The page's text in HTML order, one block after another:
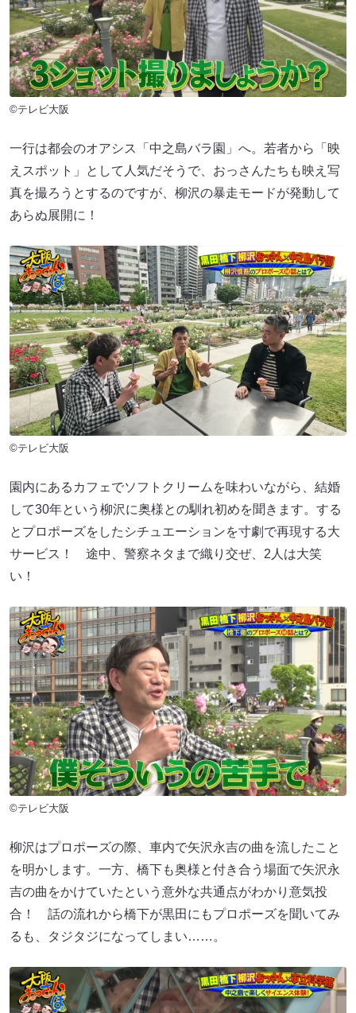
©テレビ大阪
一行は都会のオアシス「中之島バラ園」へ。若者から「映
えスポット」として人気だそうで、おっさんたちも映え写
真を撮ろうとするのですが、柳沢の暴走モードが発動して
あらぬ展開に！
©テレビ大阪
園内にあるカフェでソフトクリームを味わいながら、結婚
して30年という柳沢に奥様との馴れ初めを聞きます。する
とプロポーズをしたシチュエーションを寸劇で再現する大
サービス！ 途中、警察ネタまで織り交ぜ、2人は大笑
い！
©テレビ大阪
柳沢はプロポーズの際、車内で矢沢永吉の曲を流したこと
を明かします。一方、橋下も奥様と付き合う場面で矢沢永
吉の曲をかけていたという意外な共通点がわかり意気投
合！ 話の流れから橋下が黒田にもプロポーズを聞いてみ
るも、タジタジになってしまい……。